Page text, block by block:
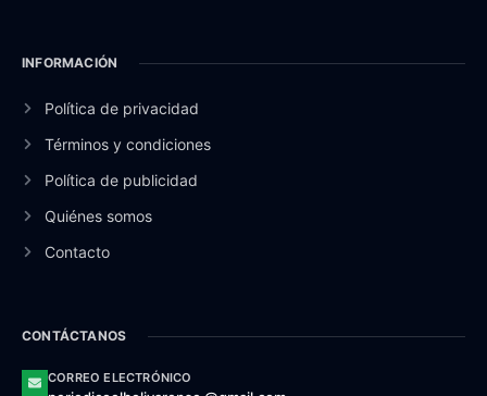
INFORMACIÓN
Política de privacidad
Términos y condiciones
Política de publicidad
Quiénes somos
Contacto
CONTÁCTANOS
CORREO ELECTRÓNICO